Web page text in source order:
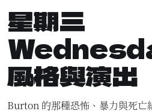
星期三
風格與演出
Burton 的那種恐怖、暴力與死亡